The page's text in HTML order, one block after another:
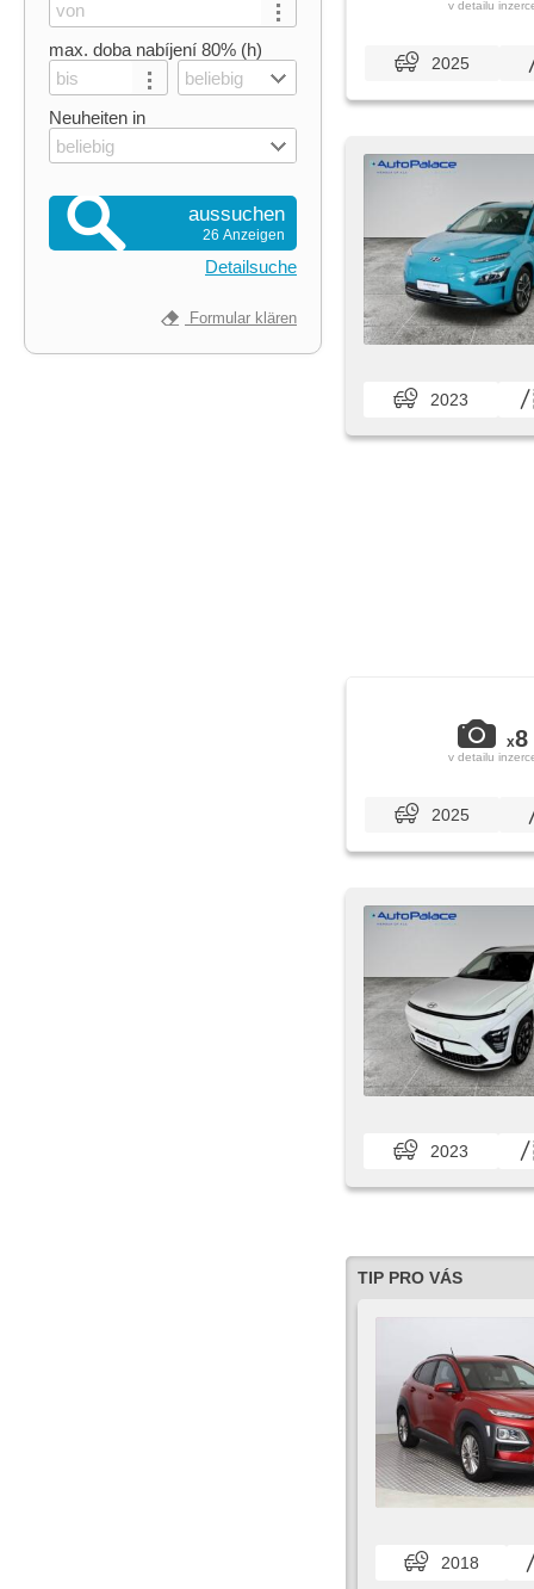
max. doba nabíjení 80% (h)
beliebig
Neuheiten in
beliebig
aussuchen
26 Anzeigen
Detailsuche
Formular klären
v detailu
2025
2023
x8
v detailu
2025
2023
TIP PRO VÁS
2018